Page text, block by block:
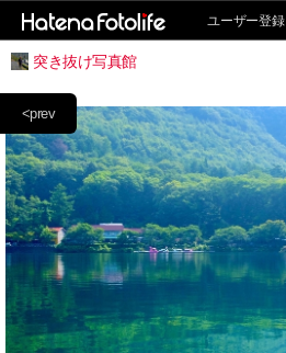
ユーザー登録
突き抜け写真館
<prev